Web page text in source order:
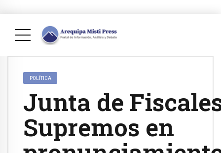
POLÍTICA
Junta de
Supremos en